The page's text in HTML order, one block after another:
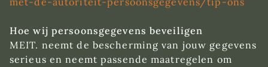
Hoe wij persoonsgegevens beveiligen
MEIT. neemt de bescherming van jouw gegevens
serieus en neemt passende maatregelen om